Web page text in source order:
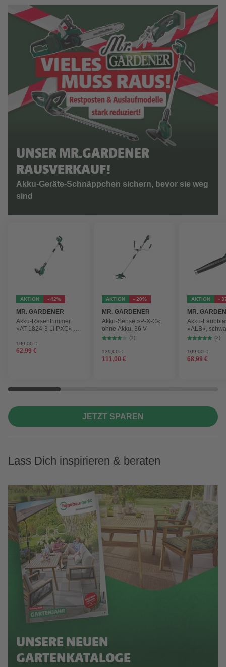
UNSER MR.GARDENER
RAUSVERKAUF!
Akku-Geräte-Schnäppchen sichern, bevor sie weg
sind
AKTION - 42%
MR. GARDENER
Akku-Rasentrimmer
»AT 1824-3 Li PXC«,
109,00 €
62,99 €
AKTION - 20%
MR. GARDENER
Akku-Sense »P-X-C«,
ohne Akku, 36 V
(1)
139,00 €
111,00 €
AKTION -
MR.
Akku-
»ALB«,
max.
210 km/h
(2)
109,00 €
68,99 €
JETZT SPAREN
Lass Dich inspirieren & beraten
UNSERE NEUEN
GARTENKATALOGE